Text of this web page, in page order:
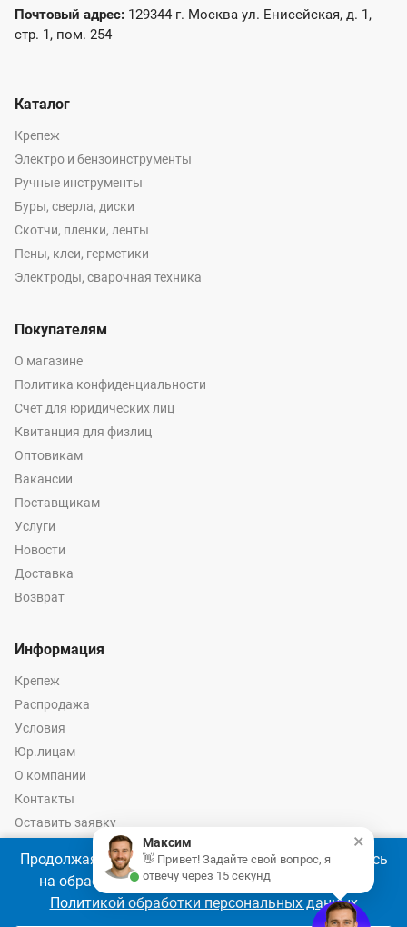
Почтовый адрес: 129344 г. Москва ул. Енисейская, д. 1,
стр. 1, пом. 254
Каталог
Крепеж
Электро и бензоинструменты
Ручные инструменты
Буры, сверла, диски
Скотчи, пленки, ленты
Пены, клеи, герметики
Электроды, сварочная техника
Покупателям
О магазине
Политика конфиденциальности
Счет для юридических лиц
Квитанция для физлиц
Оптовикам
Вакансии
Поставщикам
Услуги
Новости
Доставка
Возврат
Информация
Крепеж
Распродажа
Условия
Юр.лицам
О компании
Контакты
Оставить заявку
Калькулятор крепежа
© 2026 год Оптово-розничные продажи крепежа и инструмента -
Продолжая использовать наш сайт, Вы соглашаетесь
на обработку файлов cookie 🍪 в соответствии с
Политикой обработки персональных данных
×
Максим
👋 Привет! Задайте свой вопрос, я
отвечу через 15 секунд